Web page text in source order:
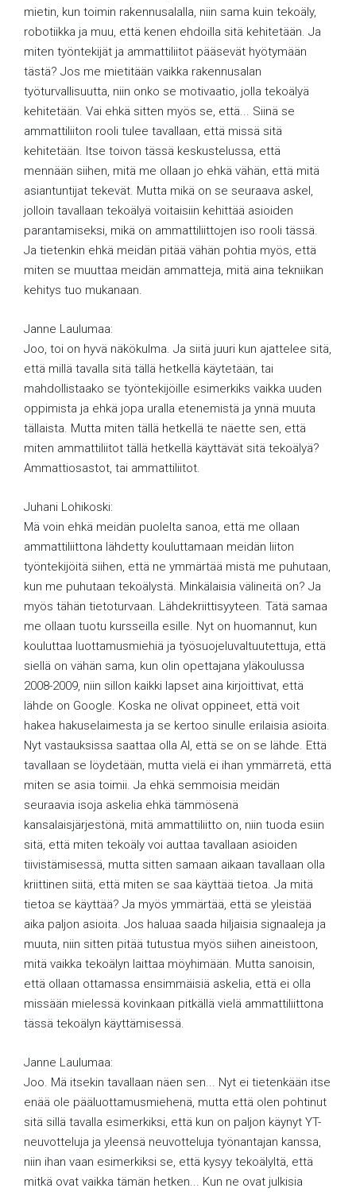
mietin, kun toimin rakennusalalla, niin sama kuin tekoäly,
robotiikka ja muu, että kenen ehdoilla sitä kehitetään. Ja
miten työntekijät ja ammattiliitot pääsevät hyötymään
tästä? Jos me mietitään vaikka rakennusalan
työturvallisuutta, niin onko se motivaatio, jolla tekoälyä
kehitetään. Vai ehkä sitten myös se, että... Siinä se
ammattiliiton rooli tulee tavallaan, että missä sitä
kehitetään. Itse toivon tässä keskustelussa, että
mennään siihen, mitä me ollaan jo ehkä vähän, että mitä
asiantuntijat tekevät. Mutta mikä on se seuraava askel,
jolloin tavallaan tekoälyä voitaisiin kehittää asioiden
parantamiseksi, mikä on ammattiliittojen iso rooli tässä.
Ja tietenkin ehkä meidän pitää vähän pohtia myös, että
miten se muuttaa meidän ammatteja, mitä aina tekniikan
kehitys tuo mukanaan.
Janne Laulumaa:
Joo, toi on hyvä näkökulma. Ja siitä juuri kun ajattelee sitä,
että millä tavalla sitä tällä hetkellä käytetään, tai
mahdollistaako se työntekijöille esimerkiks vaikka uuden
oppimista ja ehkä jopa uralla etenemistä ja ynnä muuta
tällaista. Mutta miten tällä hetkellä te näette sen, että
miten ammattiliitot tällä hetkellä käyttävät sitä tekoälyä?
Ammattiosastot, tai ammattiliitot.
Juhani Lohikoski:
Mä voin ehkä meidän puolelta sanoa, että me ollaan
ammattiliittona lähdetty kouluttamaan meidän liiton
työntekijöitä siihen, että ne ymmärtää mistä me puhutaan,
kun me puhutaan tekoälystä. Minkälaisia välineitä on? Ja
myös tähän tietoturvaan. Lähdekriittisyyteen. Tätä samaa
me ollaan tuotu kursseilla esille. Nyt on huomannut, kun
kouluttaa luottamusmiehiä ja työsuojeluvaltuutettuja, että
siellä on vähän sama, kun olin opettajana yläkoulussa
2008-2009, niin sillon kaikki lapset aina kirjoittivat, että
lähde on Google. Koska ne olivat oppineet, että voit
hakea hakuselaimesta ja se kertoo sinulle erilaisia asioita.
Nyt vastauksissa saattaa olla AI, että se on se lähde. Että
tavallaan se löydetään, mutta vielä ei ihan ymmärretä, että
miten se asia toimii. Ja ehkä semmoisia meidän
seuraavia isoja askelia ehkä tämmösenä
kansalaisjärjestönä, mitä ammattiliitto on, niin tuoda esiin
sitä, että miten tekoäly voi auttaa tavallaan asioiden
tiivistämisessä, mutta sitten samaan aikaan tavallaan olla
kriittinen siitä, että miten se saa käyttää tietoa. Ja mitä
tietoa se käyttää? Ja myös ymmärtää, että se yleistää
aika paljon asioita. Jos haluaa saada hiljaisia signaaleja ja
muuta, niin sitten pitää tutustua myös siihen aineistoon,
mitä vaikka tekoälyn laittaa möyhimään. Mutta sanoisin,
että ollaan ottamassa ensimmäisiä askelia, että ei olla
missään mielessä kovinkaan pitkällä vielä ammattiliittona
tässä tekoälyn käyttämisessä.
Janne Laulumaa:
Joo. Mä itsekin tavallaan näen sen... Nyt ei tietenkään itse
enää ole pääluottamusmiehenä, mutta että olen pohtinut
sitä sillä tavalla esimerkiksi, että kun on paljon käynyt YT-
neuvotteluja ja yleensä neuvotteluja työnantajan kanssa,
niin ihan vaan esimerkiksi se, että kysyy tekoälyltä, että
mitkä ovat vaikka tämän hetken... Kun ne ovat julkisia